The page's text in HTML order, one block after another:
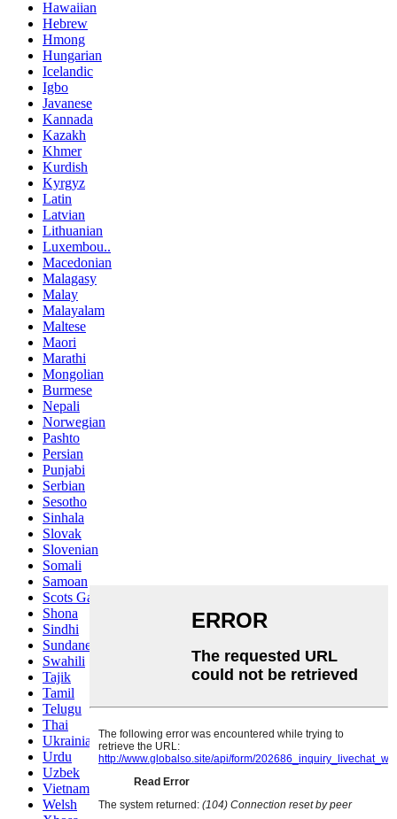
Hawaiian
Hebrew
Hmong
Hungarian
Icelandic
Igbo
Javanese
Kannada
Kazakh
Khmer
Kurdish
Kyrgyz
Latin
Latvian
Lithuanian
Luxembou..
Macedonian
Malagasy
Malay
Malayalam
Maltese
Maori
Marathi
Mongolian
Burmese
Nepali
Norwegian
Pashto
Persian
Punjabi
Serbian
Sesotho
Sinhala
Slovak
Slovenian
Somali
Samoan
Scots Gaelic
Shona
Sindhi
Sundanese
Swahili
Tajik
Tamil
Telugu
Thai
Ukrainian
Urdu
Uzbek
Vietnamese
Welsh